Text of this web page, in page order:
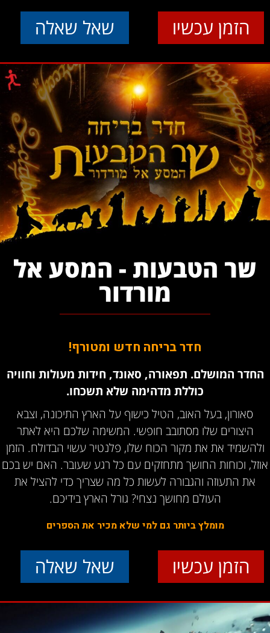
הזמן עכשיו שאל שאלה
שר הטבעות - המסע אל
מורדור
חדר בריחה חדש ומטורף!
החדר המושלם. תפאורה, סאונד, חידות מעולות וחוויה
כוללת מדהימה שלא תשכחו.
סאורון, בעל האוב, הטיל כישוף על הארץ התיכונה, וצבא
היצורים שלו מסתובב חופשי. המשימה שלכם היא לאתר
ולהשמיד את את מקור הכוח שלו, פלנטיר עשוי הבדולח. הזמן
אוזל, וכוחות החושך מתחזקים עם כל רגע שעובר. האם יש בכם
את התעוזה והגבורה לעשות כל מה שצריך כדי להציל את
העולם מחושך נצחי? גורל הארץ בידיכם.
מומלץ ביותר גם למי שלא מכיר את הספרים
הזמן עכשיו שאל שאלה